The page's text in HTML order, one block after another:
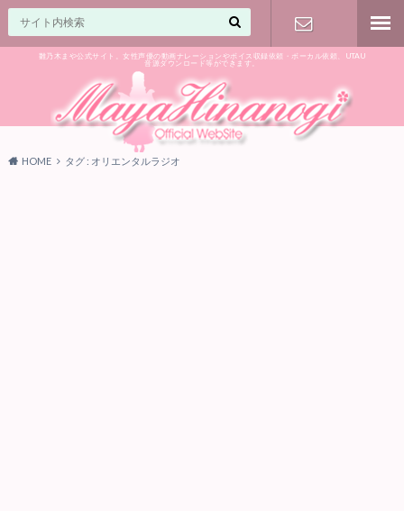
雛乃木まや公式サイト。女性声優の動画ナレーションやボイス収録依頼・ボーカル依頼、UTAU
音源ダウンロード等ができます。
気軽に♪
HOME タグ : オリエンタルラジオ